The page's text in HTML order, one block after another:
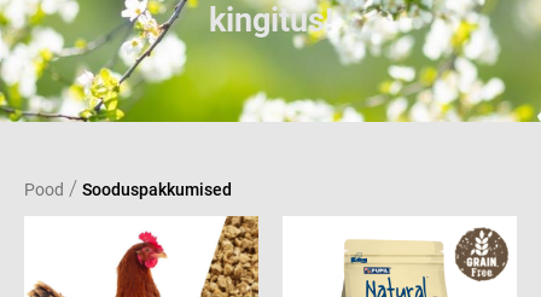
kingitus!
Pood / Sooduspakkumised